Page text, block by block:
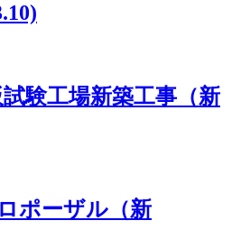
験工場新築工事（新
ポーザル（新